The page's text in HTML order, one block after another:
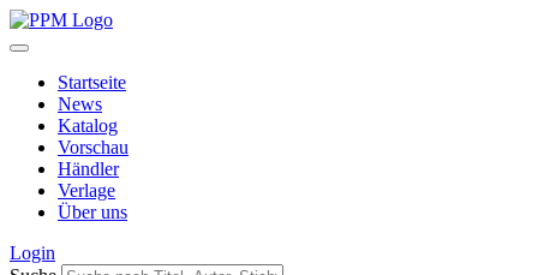
Startseite
News
Katalog
Vorschau
Händler
Verlage
Über uns
Login